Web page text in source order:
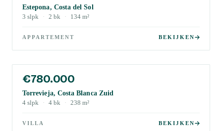
Estepona, Costa del Sol
3 slpk · 2 bk · 134 m²
APPARTEMENT BEKIJKEN
€780.000
Torrevieja, Costa Blanca Zuid
4 slpk · 4 bk · 238 m²
VILLA BEKIJKEN